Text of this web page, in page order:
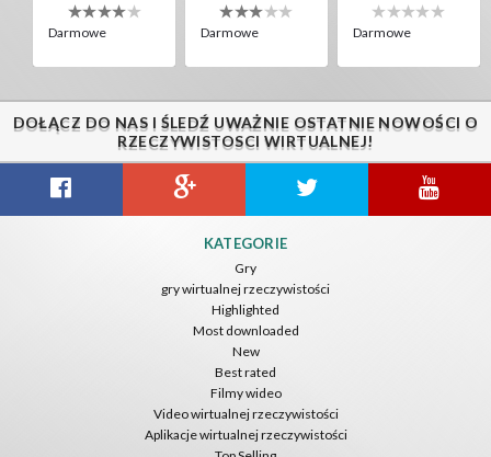
Darmowe Darmowe Darmowe
Cowboy VR
Darmowe
DOŁĄCZ DO NAS I ŚLEDŹ UWAŻNIE OSTATNIE NOWOŚCI O
RZECZYWISTOSCI WIRTUALNEJ!
KATEGORIE
Gry
gry wirtualnej rzeczywistości
Highlighted
Most downloaded
New
Best rated
Filmy wideo
Video wirtualnej rzeczywistości
Aplikacje wirtualnej rzeczywistości